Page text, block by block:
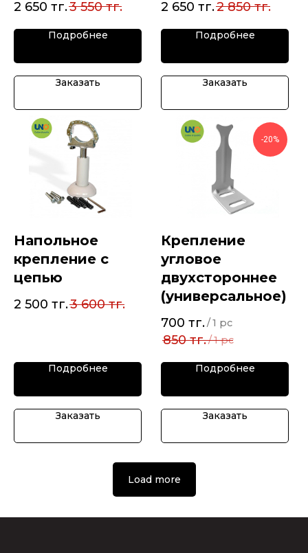
2 650 тг.3 550 тг.
Подробнее
Заказать
2 650 тг.2 850 тг.
Подробнее
Заказать
Напольное
крепление с
цепью
2 500 тг.3 600 тг.
Подробнее
Заказать
-20%
Крепление
угловое
двухстороннее
(универсальное)
700 тг./1 pc
850 тг./1 pc
Подробнее
Заказать
Load more